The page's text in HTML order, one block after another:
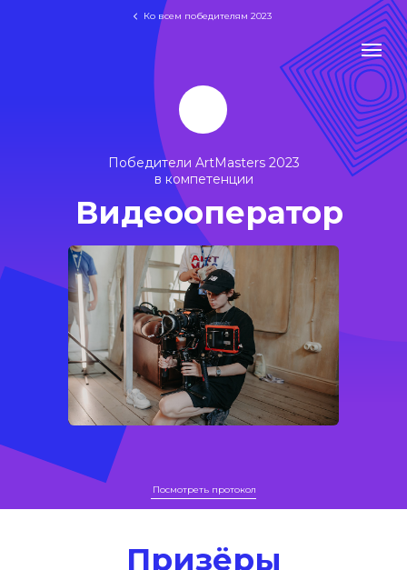
Ко всем победителям 2023
Победители ArtMasters 2023
в компетенции
Посмотреть протокол
Видеооператор
Призёры